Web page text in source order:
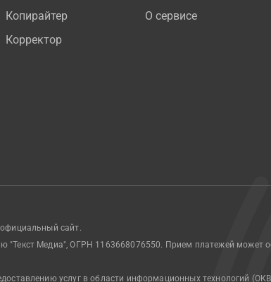
Копирайтер
Корректор
О сервисе
сайт.
"Текст Медиа", ОГРН 1163668076550. Прием платежей может
услуг в области информационных технологий